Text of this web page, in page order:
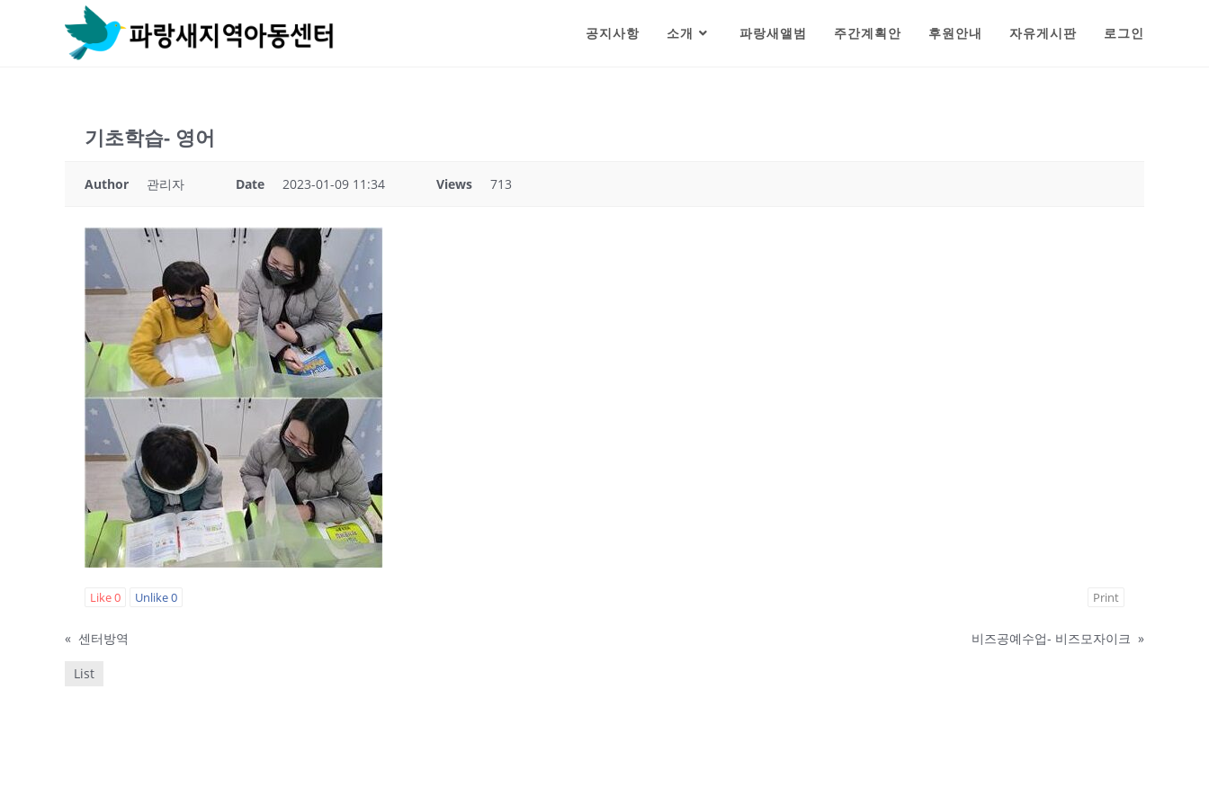
공지사항 소개 파랑새앨범 주간계획안 후원안내 자유게시판 로그인
기초학습- 영어
Author 관리자 Date 2023-01-09 11:34 Views 713
Like0 Unlike0 Print
« 센터방역 비즈공예수업- 비즈모자이크 »
List